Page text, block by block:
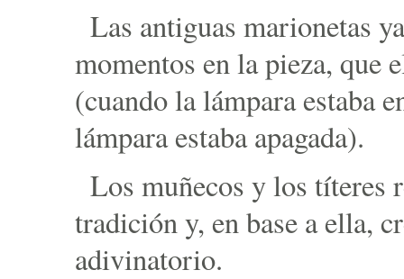
Las antiguas marionetas
momentos en la pieza, que
(cuando la lámpara estaba
lámpara estaba apagada).
Los muñecos y los títeres
tradición y, en base a ella,
adivinatorio.